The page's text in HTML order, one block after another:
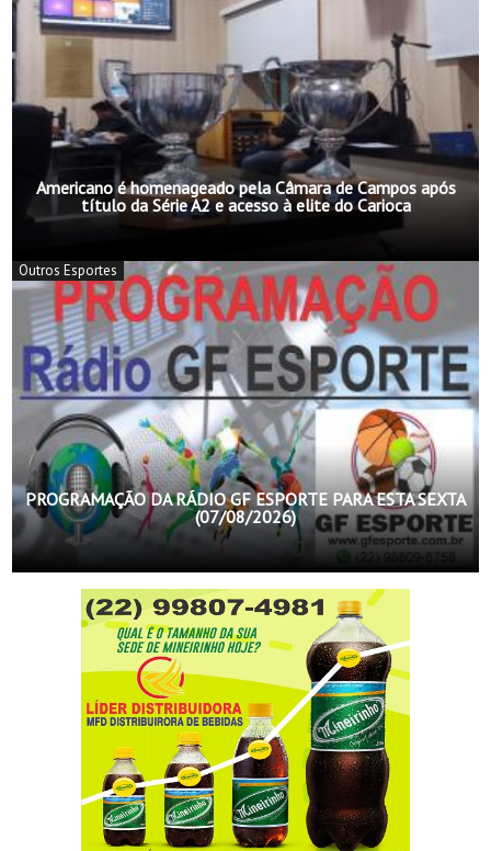
Americano é homenageado pela Câmara de Campos após
título da Série A2 e acesso à elite do Carioca
Outros Esportes
PROGRAMAÇÃO DA RÁDIO GF ESPORTE PARA ESTA SEXTA
(07/08/2026)